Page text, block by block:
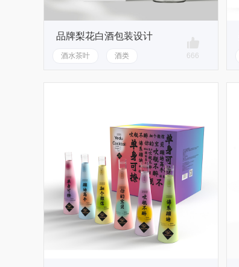
品牌梨花白酒包装设计
酒水茶叶 酒类 666